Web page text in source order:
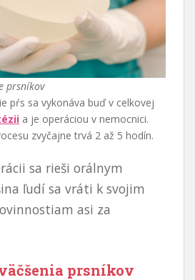
prsníkov
pŕs sa vykonáva buď v celkovej
a je operáciou v nemocnici.
zvyčajne trvá 2 až 5 hodín.
sa rieši orálnym
ľudí sa vráti k svojim
asi za
prsníkov